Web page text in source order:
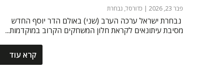
פבר 23, 2026 | כדורסל, נבחרת
‏ נבחרת ישראל ערכה הערב (שני) באולם הדר יוסף החדש
מסיבת עיתונאים לקראת חלון המשחקים הקרוב במוקדמות...
קרא עוד